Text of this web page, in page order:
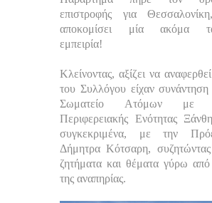
επιστροφής για
αποκομίσει μία ακόμα
εμπειρία!
Κλείνοντας, αξίζει να
του Συλλόγου είχαν
Σωματείο Ατόμων με
Περιφερειακής Ενότητας
συγκεκριμένα, με την
Δήμητρα Κότσαρη,
ζητήματα και θέματα γύρω
της αναπηρίας.